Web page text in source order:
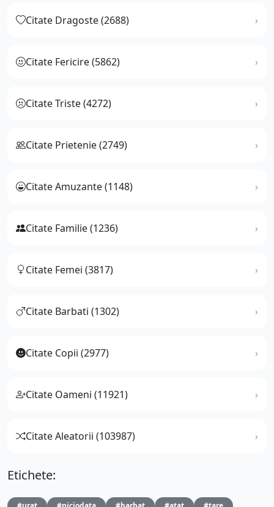
Citate Dragoste (2688)
Citate Fericire (5862)
Citate Triste (4272)
Citate Prietenie (2749)
Citate Amuzante (1148)
Citate Familie (1236)
Citate Femei (3817)
Citate Barbati (1302)
Citate Copii (2977)
Citate Oameni (11921)
Citate Aleatorii (103987)
Etichete: